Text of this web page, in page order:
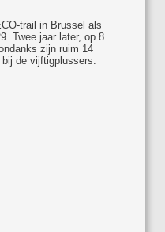
trail in Brussel als
Twee jaar later, op 8
zijn ruim 14
de vijftigplussers.